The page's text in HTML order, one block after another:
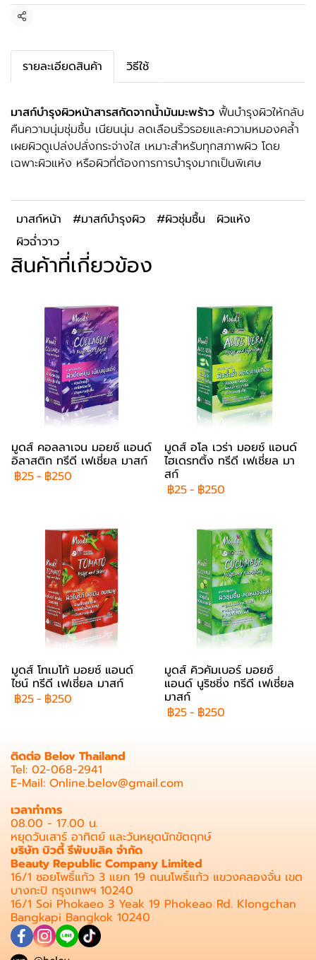
แชร์
รายละเอียดสินค้า วิธีใช้
มาสก์บำรุงผิวหน้าสารสกัดจากน้ำมันมะพร้าว ฟื้นบำรุงผิวให้กลับ
คืนความนุ่มชุ่มชื้น เนียนนุ่ม ลดเลือนริ้วรอยและความหมองคล้ำ
เผยผิวดูเปล่งปลั่งกระจ่างใส เหมาะสำหรับทุกสภาพผิว โดย
เฉพาะผิวแห้ง หรือผิวที่ต้องการการบำรุงมากเป็นพิเศษ
มาสก์หน้า #มาสก์บำรุงผิว #ผิวชุ่มชื้น
ผิวแห้ง
ผิวฉ่ำวาว
สินค้าที่เกี่ยวข้อง
มูดส์ คอลลาเจน มอยซ์ แอนด์
อิลาสติก ทรีดี เฟเชี่ยล มาสก์
฿25- ฿250
มูดส์ อโล เวร่า มอยซ์ แอนด์
ไฮเดรทติ้ง ทรีดี เฟเชี่ยล มา
สก์
฿25- ฿250
มูดส์ โทเมโท้ มอยซ์ แอนด์
ไชน์ ทรีดี เฟเชี่ยล มาสก์
฿25- ฿250
มูดส์ คิวคัมเบอร์ มอยซ์
แอนด์ นูริชชิ่ง ทรีดี เฟเชี่ยล
มาสก์
฿25- ฿250
ติดต่อ Belov Thailand
Tel: 02-068-2941
E-Mail: Online.belov@gmail.com
เวลาทำการ
08.00 - 17.00 น.
หยุดวันเสาร์ อาทิตย์ และวันหยุดนักขัตฤกษ์
บริษัท บิวตี้ รีพับบลิค จำกัด
Beauty Republic Company Limited
16/1 ซอยโพธิ์แก้ว 3 แยก 19 ถนนโพธิ์แก้ว แขวงคลองจั่น เขต
บางกะปิ กรุงเทพฯ 10240
16/1 Soi Phokaeo 3 Yeak 19 Phokeao Rd. Klongchan
Bangkapi Bangkok 10240